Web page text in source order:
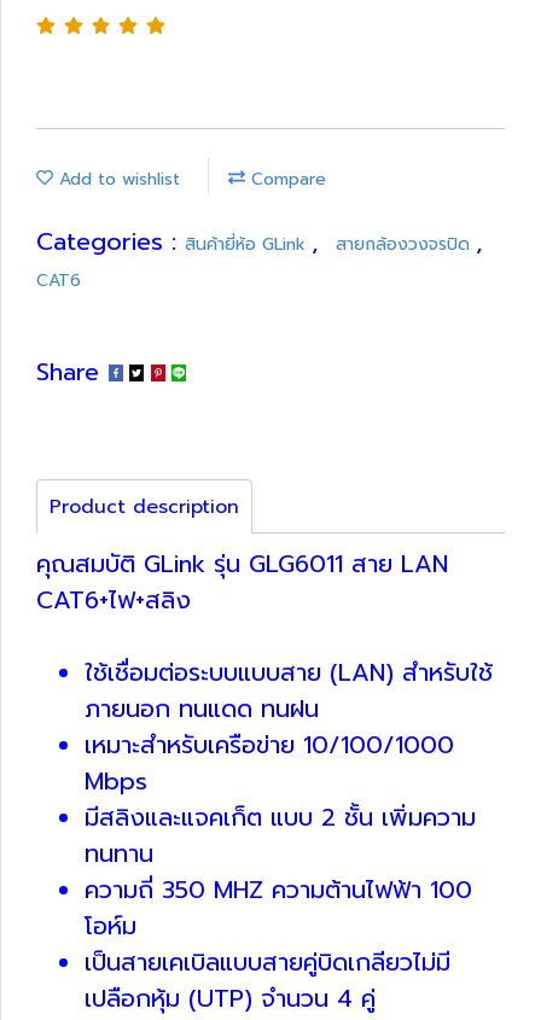
Add to wishlist Compare
Categories : สินค้ายี่ห้อ GLink , สายกล้องวงจรปิด ,
CAT6
Share
Product description
คุณสมบัติ GLink รุ่น GLG6011 สาย LAN
CAT6+ไฟ+สลิง
ใช้เชื่อมต่อระบบแบบสาย (LAN) สำหรับใช้
ภายนอก ทนแดด ทนฝน
เหมาะสำหรับเครือข่าย 10/100/1000
Mbps
มีสลิงและแจคเก็ต แบบ 2 ชั้น เพิ่มความ
ทนทาน
ความถี่ 350 MHZ ความต้านไฟฟ้า 100
โอห์ม
เป็นสายเคเบิลแบบสายคู่บิดเกลียวไม่มี
เปลือกหุ้ม (UTP) จำนวน 4 คู่